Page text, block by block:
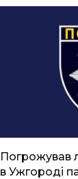
Погрожував
в Ужгороді